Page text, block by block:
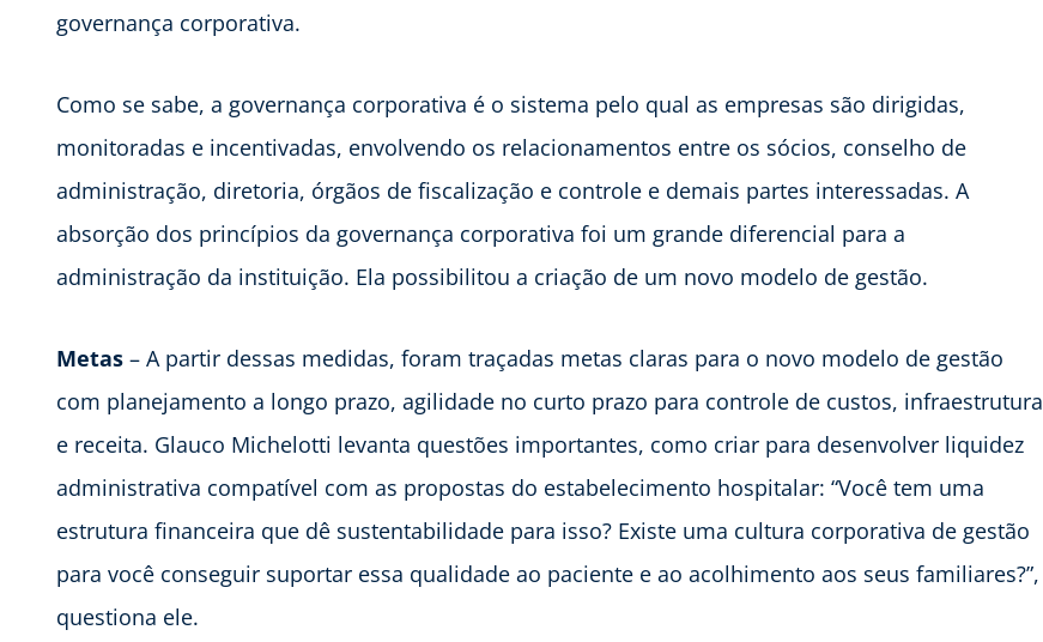
governança corporativa.
Como se sabe, a governança corporativa é o sistema pelo qual as empresas são dirigidas,
monitoradas e incentivadas, envolvendo os relacionamentos entre os sócios, conselho de
administração, diretoria, órgãos de fiscalização e controle e demais partes interessadas. A
absorção dos princípios da governança corporativa foi um grande diferencial para a
administração da instituição. Ela possibilitou a criação de um novo modelo de gestão.
Metas – A partir dessas medidas, foram traçadas metas claras para o novo modelo de gestão
com planejamento a longo prazo, agilidade no curto prazo para controle de custos, infraestrutura
e receita. Glauco Michelotti levanta questões importantes, como criar para desenvolver liquidez
administrativa compatível com as propostas do estabelecimento hospitalar: “Você tem uma
estrutura financeira que dê sustentabilidade para isso? Existe uma cultura corporativa de gestão
para você conseguir suportar essa qualidade ao paciente e ao acolhimento aos seus familiares?”,
questiona ele.